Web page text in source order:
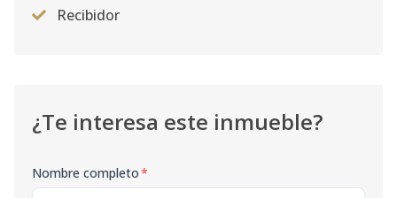
Recibidor
¿Te interesa este inmueble?
Nombre completo*